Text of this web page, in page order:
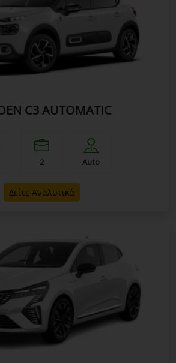
C3 AUTOMATIC
2 Auto
Δείτε Αναλυτικά